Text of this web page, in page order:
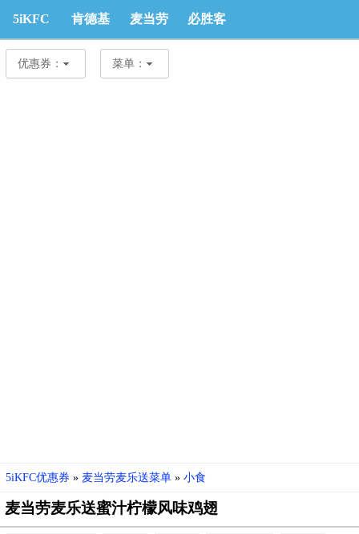
5iKFC
优惠券
肯德基 麦当劳
优惠券
必胜客
优惠券： 菜单：
5iKFC优惠券 » 麦当劳麦乐送菜单 » 小食
麦当劳麦乐送蜜汁柠檬风味鸡翅